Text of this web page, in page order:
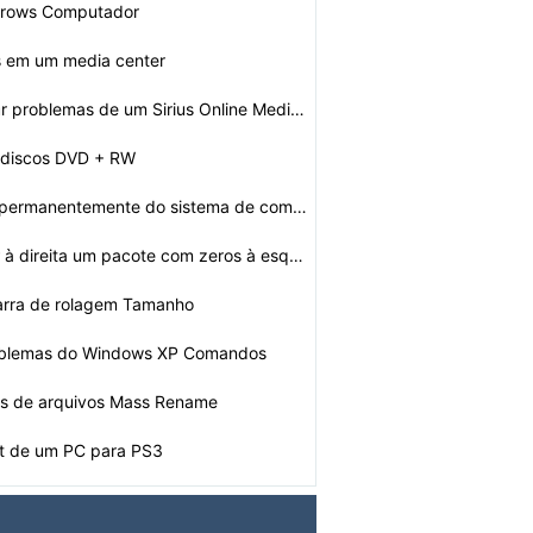
Computador
em um media center
Como solucionar problemas de um Sirius Online Media Pla…
DVD + RW
Como remover permanentemente do sistema de computador Í…
Como Justificar à direita um pacote com zeros à esque…
de rolagem Tamanho
do Windows XP Comandos
de arquivos Mass Rename
de um PC para PS3